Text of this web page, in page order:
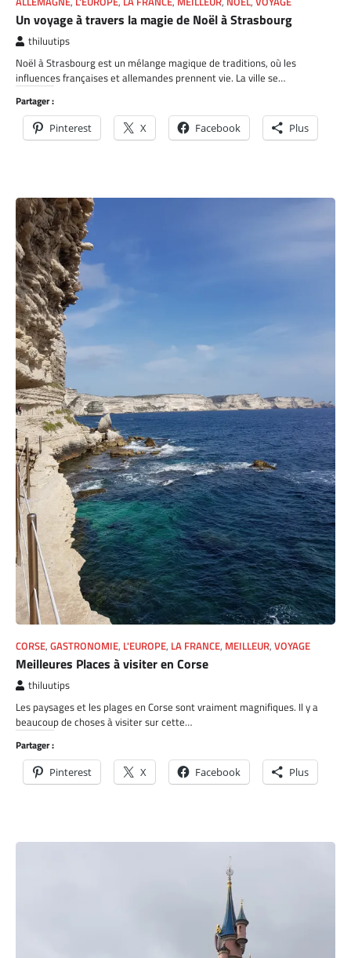
Un voyage à travers la magie de Noël à Strasbourg
thiluutips
Noël à Strasbourg est un mélange magique de traditions, où les
influences françaises et allemandes prennent vie. La ville se…
Partager :
Pinterest X Facebook Plus
CORSE, GASTRONOMIE, L'EUROPE, LA FRANCE, MEILLEUR, VOYAGE
Meilleures Places à visiter en Corse
thiluutips
Les paysages et les plages en Corse sont vraiment magnifiques. Il y a
beaucoup de choses à visiter sur cette…
Partager :
Pinterest X Facebook Plus